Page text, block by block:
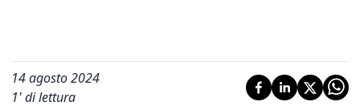
14 agosto 2024
1' di lettura